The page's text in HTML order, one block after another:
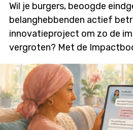
Wil je burgers, beoogde
belanghebbenden actief
innovatieproject om zo de
vergroten? Met de
kunnen onderzoekers en
ondersteuning aanvragen
burgerparticipatie- en
bijdragen aan meer dialoog,
technologieacceptatie.